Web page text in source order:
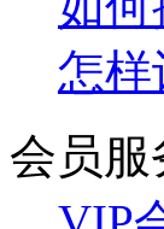
怎样
会员服